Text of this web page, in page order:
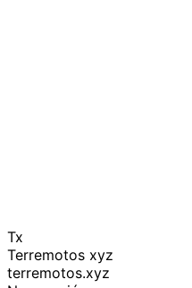
Tx
Terremotos xyz
terremotos.xyz